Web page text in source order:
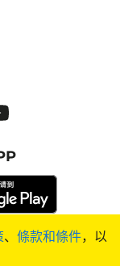
、 條款和條件，以